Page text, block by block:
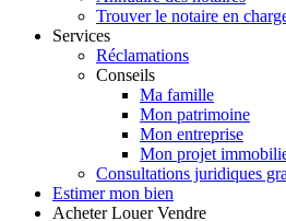
Trouver le notaire en
Services
Réclamations
Conseils
Ma famille
Mon patrimoine
Mon entreprise
Mon projet
Consultations juridiques
Estimer mon bien
Acheter Louer Vendre